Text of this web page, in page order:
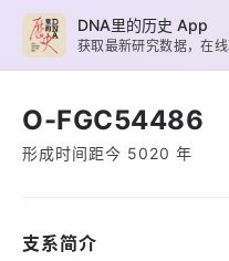
O-FGC54486
形成时间距今 5020 年
支系简介
DNA里的历史 App
获取最新研究数据，在